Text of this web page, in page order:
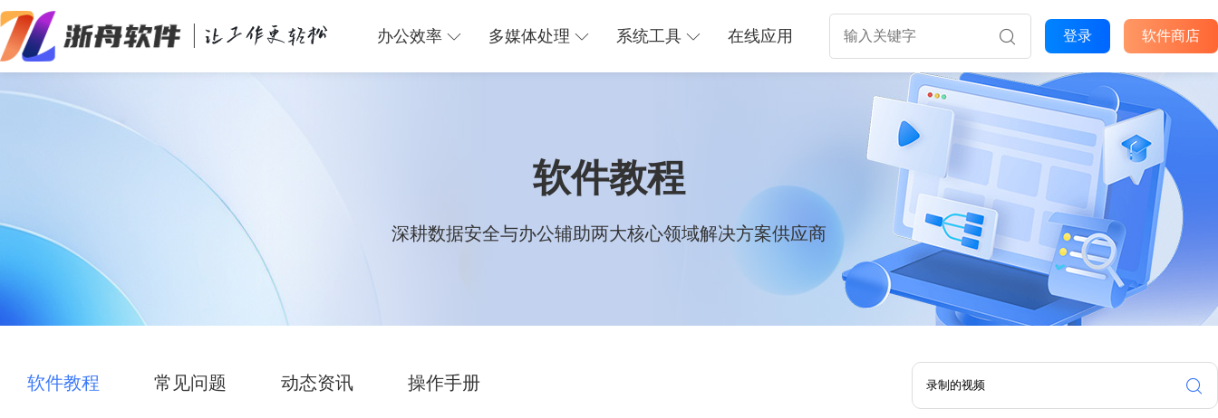
在线应用
办公效率 多媒体处理 系统工具 在线应用 登录 软件商店
软件教程
深耕数据安全与办公辅助两大核心领域解决方案供应商
软件教程 常见问题 动态资讯 操作手册